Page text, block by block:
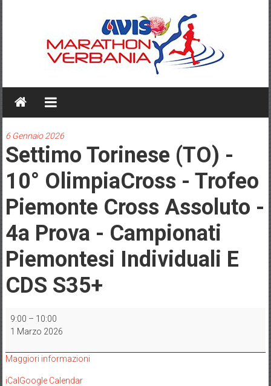
AVIS
MARATHON
VERBANIA
6 Gennaio 2026
Settimo Torinese (TO) -
10° OlimpiaCross - Trofeo
Piemonte Cross Assoluto -
4a Prova - Campionati
Piemontesi Individuali E
CDS S35+
Settimo
Torinese
-
10°
OlimpiaCross
9:00 – 10:00
1 Marzo 2026
Maggiori informazioni
iCal Google Calendar